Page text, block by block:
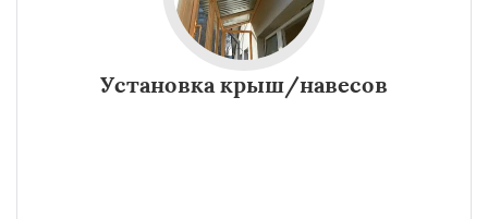
Установка крыш/навесов